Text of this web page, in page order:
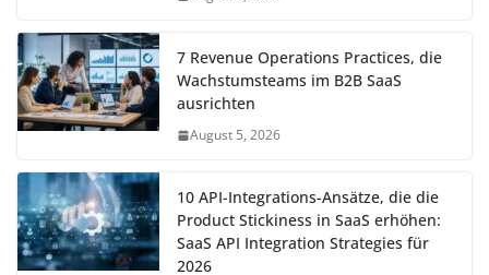
7 Revenue Operations Practices, die
Wachstumsteams im B2B SaaS
ausrichten
August 5, 2026
10 API-Integrations-Ansätze, die die
Product Stickiness in SaaS erhöhen:
SaaS API Integration Strategies für
2026